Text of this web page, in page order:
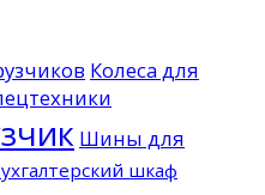
Колеса для
Шины для
шкаф